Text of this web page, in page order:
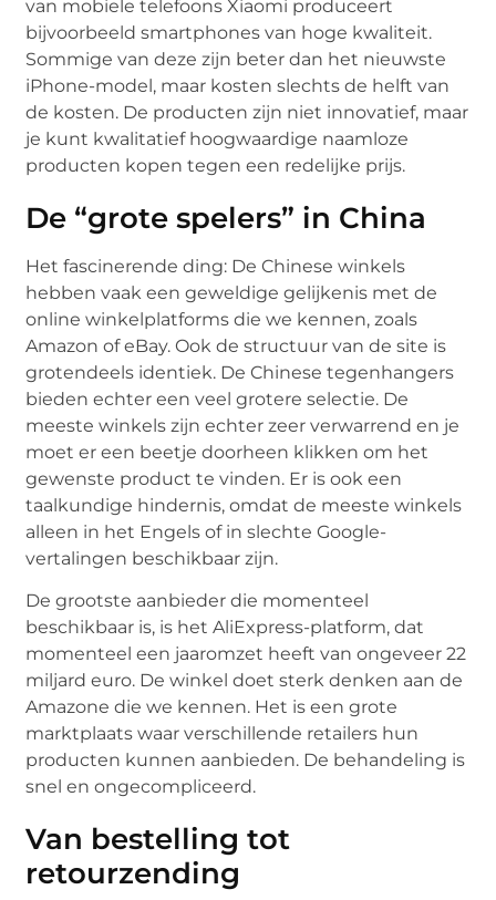
van mobiele telefoons Xiaomi produceert
bijvoorbeeld smartphones van hoge kwaliteit.
Sommige van deze zijn beter dan het nieuwste
iPhone-model, maar kosten slechts de helft van
de kosten. De producten zijn niet innovatief, maar
je kunt kwalitatief hoogwaardige naamloze
producten kopen tegen een redelijke prijs.
De “grote spelers” in China
Het fascinerende ding: De Chinese winkels
hebben vaak een geweldige gelijkenis met de
online winkelplatforms die we kennen, zoals
Amazon of eBay. Ook de structuur van de site is
grotendeels identiek. De Chinese tegenhangers
bieden echter een veel grotere selectie. De
meeste winkels zijn echter zeer verwarrend en je
moet er een beetje doorheen klikken om het
gewenste product te vinden. Er is ook een
taalkundige hindernis, omdat de meeste winkels
alleen in het Engels of in slechte Google-
vertalingen beschikbaar zijn.
De grootste aanbieder die momenteel
beschikbaar is, is het AliExpress-platform, dat
momenteel een jaaromzet heeft van ongeveer 22
miljard euro. De winkel doet sterk denken aan de
Amazone die we kennen. Het is een grote
marktplaats waar verschillende retailers hun
producten kunnen aanbieden. De behandeling is
snel en ongecompliceerd.
Van bestelling tot
retourzending